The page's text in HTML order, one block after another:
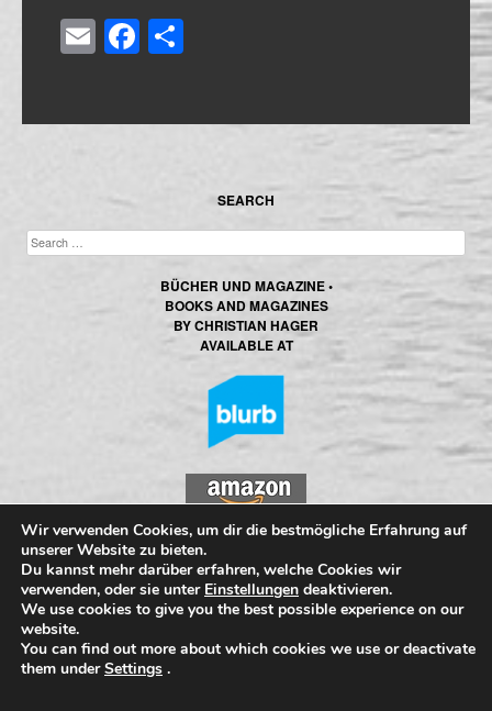
EmailFacebook
SEARCH
BÜCHER UND MAGAZINE •
BOOKS AND MAGAZINES
BY CHRISTIAN HAGER
AVAILABLE AT
CHRISTIAN HAGER photography at
Facebook
All copyrights of images and text
Wir verwenden Cookies, um dir die bestmögliche Erfahrung auf
unserer Website zu bieten.
Du kannst mehr darüber erfahren, welche Cookies wir
verwenden, oder sie unter Einstellungen deaktivieren.
We use cookies to give you the best possible experience on our
website.
You can find out more about which cookies we use or deactivate
them underSettings .